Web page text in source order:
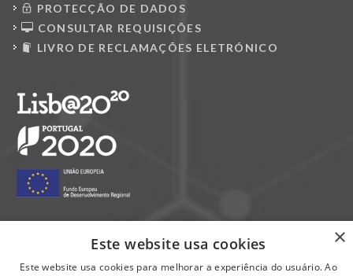
PROTECÇÃO DE DADOS
CONSULTAR REQUISIÇÕES
LIVRO DE RECLAMAÇÕES ELETRÓNICO
×
Este website usa cookies
Este website usa cookies para melhorar a experiência do usuário. Ao